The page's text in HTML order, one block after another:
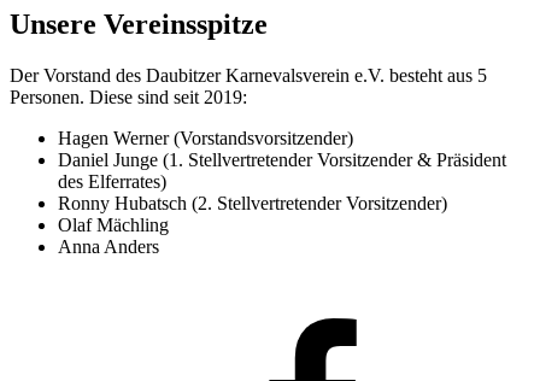
Unsere Vereinsspitze
Der Vorstand des Daubitzer Karnevalsverein e.V. besteht aus 5
Personen. Diese sind seit 2019:
Hagen Werner (Vorstandsvorsitzender)
Daniel Junge (1. Stellvertretender Vorsitzender & Präsident
des Elferrates)
Ronny Hubatsch (2. Stellvertretender Vorsitzender)
Olaf Mächling
Anna Anders